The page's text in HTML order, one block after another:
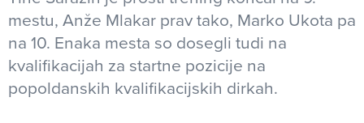
mestu, Anže Mlakar prav tako, Marko Ukota pa
na 10. Enaka mesta so dosegli tudi na
kvalifikacijah za startne pozicije na
popoldanskih kvalifikacijskih dirkah.